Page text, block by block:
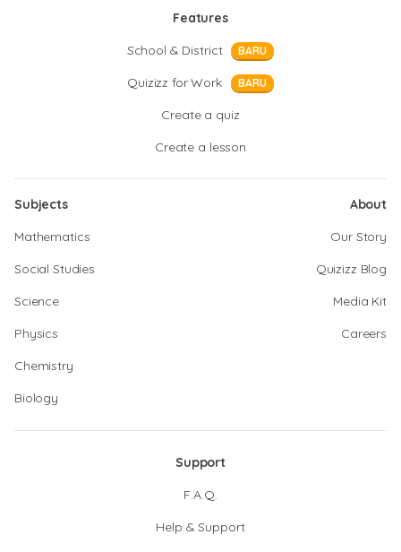
Features
School & District
BARU
Quizizz for Work BARU
Create a quiz
Create a lesson
Subjects
Mathematics
Social Studies
Science
Physics
Chemistry
Biology
About
Our Story
Quizizz Blog
Media Kit
Careers
Support
F.A.Q.
Help & Support